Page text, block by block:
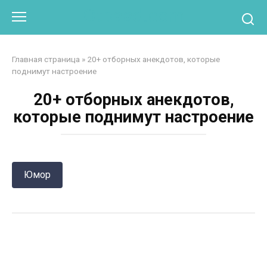
контенту
Главная страница » 20+ отборных анекдотов, которые
поднимут настроение
20+ отборных анекдотов,
которые поднимут настроение
Юмор